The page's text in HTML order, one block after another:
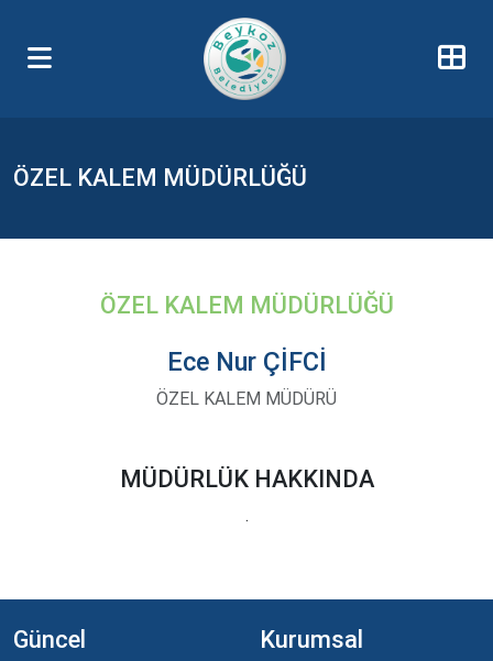
ÖZEL KALEM MÜDÜRLÜĞÜ
ÖZEL KALEM MÜDÜRLÜĞÜ
Ece Nur ÇİFCİ
ÖZEL KALEM MÜDÜRÜ
MÜDÜRLÜK HAKKINDA
.
Güncel Kurumsal